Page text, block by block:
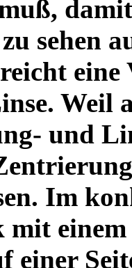
sehen
eine
Weil
und
Im
einem
einer